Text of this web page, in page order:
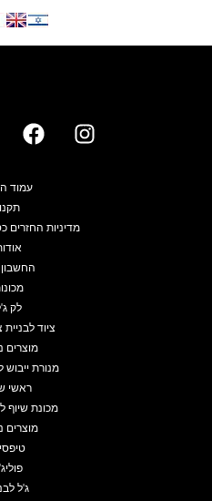
עמוד
מדיניות החזרים
לק
ציוד לבניית
מוצרים
מנורת ייבוש
ראשי
מכונת שיוף
מוצרים
ג'ל